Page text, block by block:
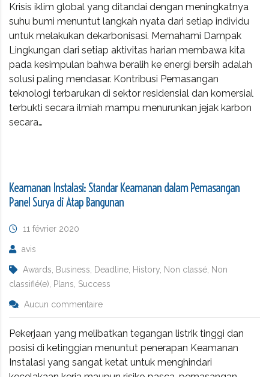
Krisis iklim global yang ditandai dengan meningkatnya
suhu bumi menuntut langkah nyata dari setiap individu
untuk melakukan dekarbonisasi. Memahami Dampak
Lingkungan dari setiap aktivitas harian membawa kita
pada kesimpulan bahwa beralih ke energi bersih adalah
solusi paling mendasar. Kontribusi Pemasangan
teknologi terbarukan di sektor residensial dan komersial
terbukti secara ilmiah mampu menurunkan jejak karbon
secara…
Keamanan Instalasi: Standar Keamanan dalam Pemasangan
Panel Surya di Atap Bangunan
11 février 2020
avis
Awards, Business, Deadline, History, Non classé, Non
classifié(e), Plans, Success
Aucun commentaire
Pekerjaan yang melibatkan tegangan listrik tinggi dan
posisi di ketinggian menuntut penerapan Keamanan
Instalasi yang sangat ketat untuk menghindari